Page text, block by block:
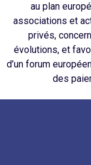
au plan
associations et
privés,
évolutions, et
d’un forum
des